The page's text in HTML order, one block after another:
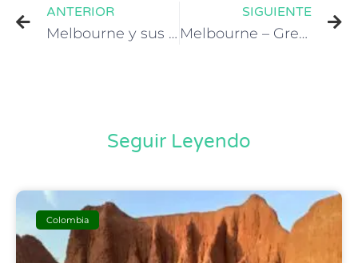
ANTERIOR
Melbourne y sus alrededores
SIGUIENTE
Melbourne – Great Ocean Road
Seguir Leyendo
Colombia